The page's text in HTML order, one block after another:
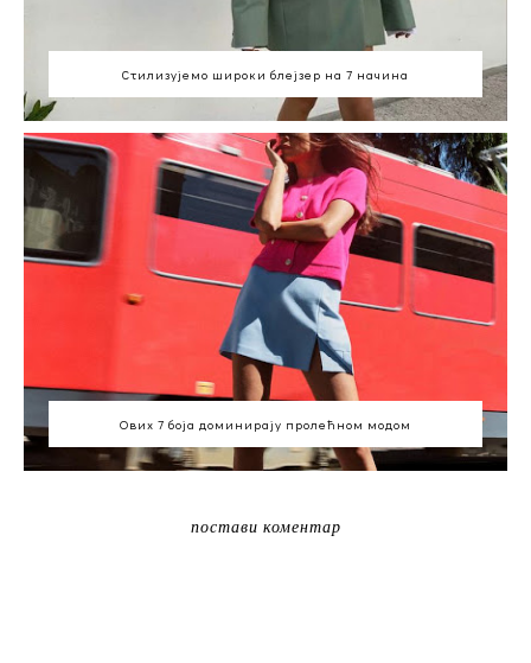
Стилизујемо широки блејзер на 7 начина
Ових 7 боја доминирају пролећном модом
постави коментар